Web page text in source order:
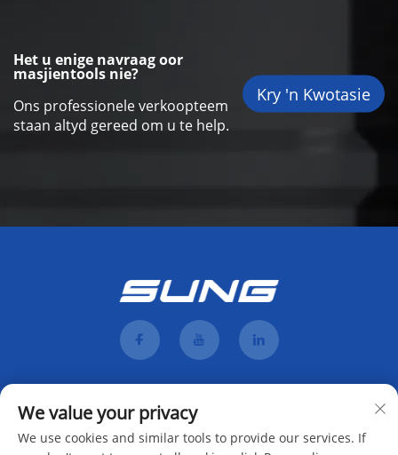
Het u enige navraag oor
masjientools nie?
Ons professionele verkoopteem
staan altyd gereed om u te help.
Kry 'n Kwotasie
We value your privacy
We use cookies and similar tools to provide our services. If